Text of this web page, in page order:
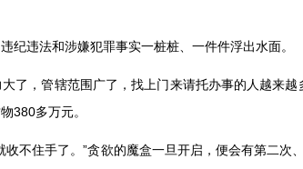
纪违法和涉嫌犯罪事实一桩桩、一件件浮出水面。
了，管辖范围广了，找上门来请托办事的人越来越
380多万元。
收不住手了。”贪欲的魔盒一旦开启，便会有第二次